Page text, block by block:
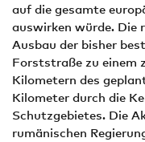
auf die gesamte
auswirken würde. Die
Ausbau der bisher
Forststraße zu einem
Kilometern des
Kilometer durch die
Schutzgebietes. Die
rumänischen